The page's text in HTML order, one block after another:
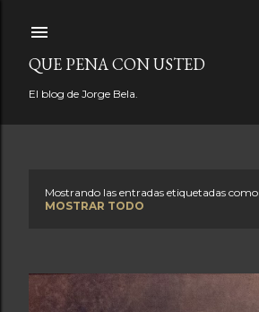
QUE PENA CON USTED
El blog de Jorge Bela.
t
Mostrando las entradas etiquetadas como
MOSTRAR TODO